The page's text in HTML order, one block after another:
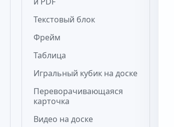
Текстовый блок
Фрейм
Таблица
Игральный кубик на доске
Переворачивающаяся
карточка
Видео на доске